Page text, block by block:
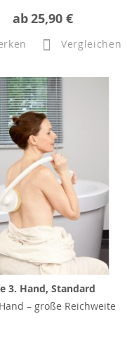
ab25,90 €
Vergleichen
3. Hand, Standard
– große Reichweite